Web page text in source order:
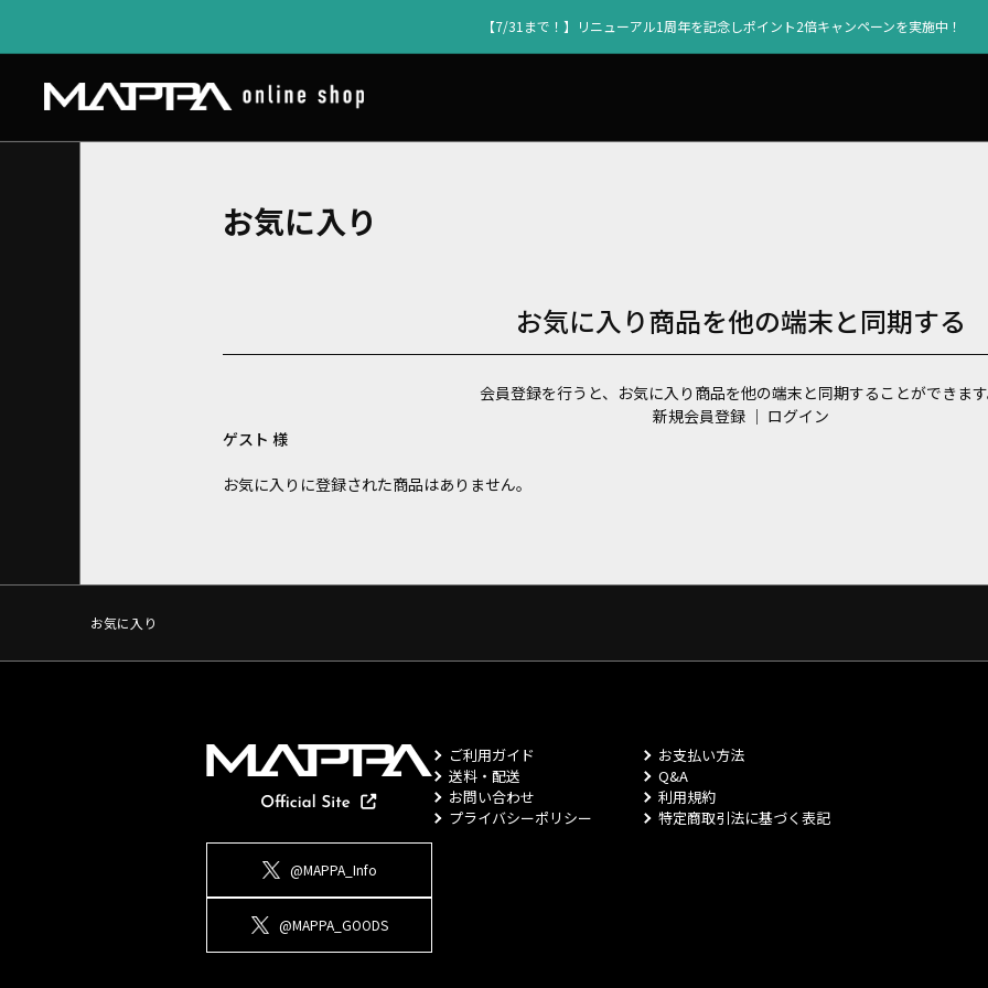
【7/31まで！】リニューアル1周年を記念しポイント2倍キャンペーンを実施中！
お気に入り
お気に入り商品を他の端末と同期する
会員登録を行うと、お気に入り商品を他の端末と同期することができま
新規会員登録 ｜ ログイン
ゲスト 様
お気に入りに登録された商品はありません。
お気に入り
@MAPPA_Info
@MAPPA_GOODS
ご利用ガイド
お支払い方法
送料・配送
Q&A
お問い合わせ
利用規約
プライバシーポリシー
特定商取引法に基づく表記